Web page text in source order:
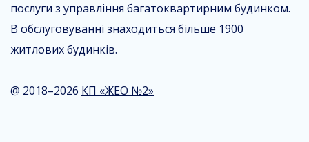
послуги з управління багатоквартирним будинком.
В обслуговуванні знаходиться більше 1900
житлових будинків.
@ 2018–2026 КП «ЖЕО №2»